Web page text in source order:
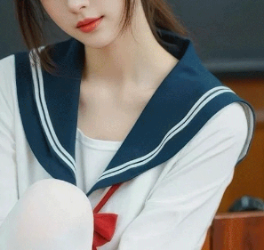
2025 2024 2023 2022
香港 台湾 美国 韩国 日本